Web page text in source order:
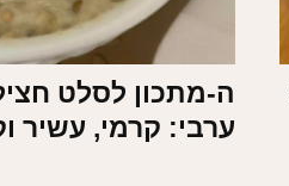
ה-מתכון לסלט
ערבי: קרמי, עשיר